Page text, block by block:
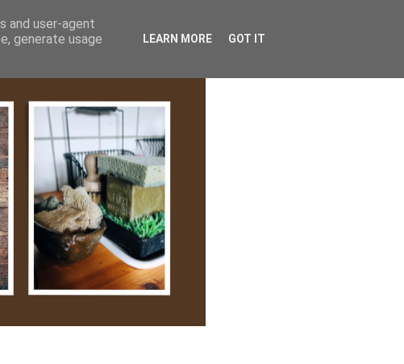
and user-agent
generate usage
LEARN MORE GOT IT